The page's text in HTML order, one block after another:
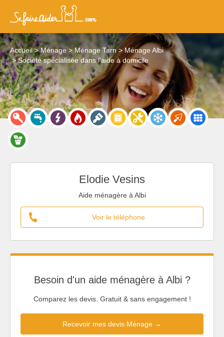
Accueil Ménage Ménage Tarn
Ménage Albi
Société spécialisée dans l'aide à domicile
Elodie Vesins
Aide ménagère à Albi
Voir le téléphone
Besoin d'un aide ménagère à Albi ?
Comparez les devis. Gratuit & sans engagement !
Recevoir mes devis Ménage →